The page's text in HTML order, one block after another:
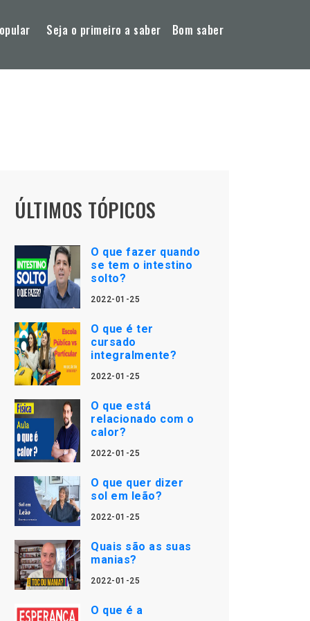
Seja o primeiro a saber Bom saber
ÚLTIMOS TÓPICOS
O que fazer quando
se tem o intestino
solto?
2022-01-25
O que é ter
cursado
integralmente?
2022-01-25
O que está
relacionado com o
calor?
2022-01-25
O que quer dizer
sol em leão?
2022-01-25
Quais são as suas
manias?
2022-01-25
O que é a